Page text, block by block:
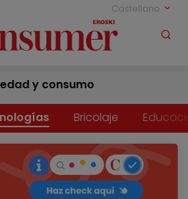
Castellano
y consumo
Bricolaje